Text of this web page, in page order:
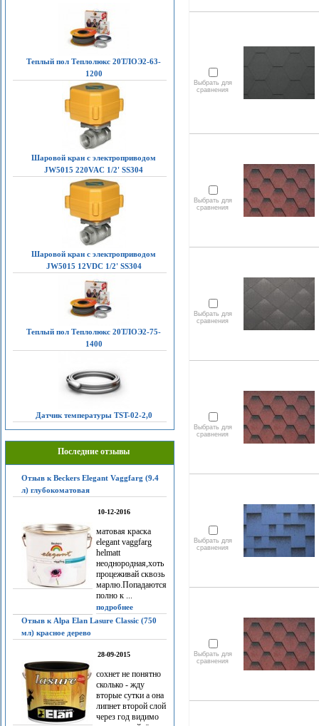
Теплый пол Теплолюкс 20ТЛОЭ2-63-
1200
Шаровой кран с электроприводом
JW5015 220VAC 1/2' SS304
Шаровой кран с электроприводом
JW5015 12VDC 1/2' SS304
Теплый пол Теплолюкс 20ТЛОЭ2-75-
1400
Датчик температуры TST-02-2,0
Последние отзывы
Отзыв к Beckers Elegant Vaggfarg (9.4
л) глубокоматовая
10-12-2016
матовая краска
elegant vaggfarg
helmatt
неоднородная,хоть
процеживай сквозь
марлю.Попадаются
полно к ...
подробнее
Отзыв к Alpa Elan Lasure Classic (750
мл) красное дерево
28-09-2015
сохнет не понятно
сколько - жду
вторые сутки а она
липнет второй слой
через год видимо
Выбрать для
сравнения
Выбрать для
сравнения
Выбрать для
сравнения
Выбрать для
сравнения
Выбрать для
сравнения
Выбрать для
сравнения